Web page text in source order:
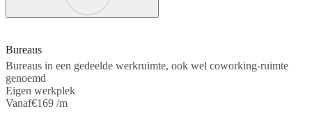
Bureaus
Bureaus in een gedeelde werkruimte, ook wel coworking-ruimte
genoemd
Eigen werkplek
Vanaf€169 /m